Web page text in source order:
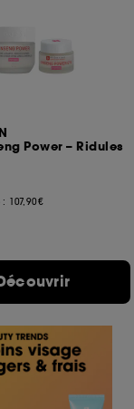
Power – Ridules
: 107,90€